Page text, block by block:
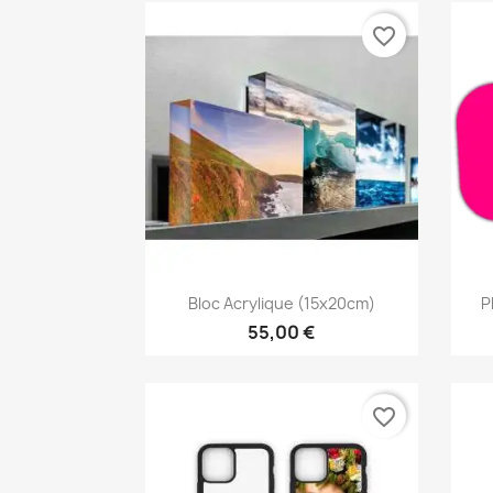
Aperçu rapide
Bloc Acrylique (15x20cm)
55,00 €
favorite_border
favorite_border